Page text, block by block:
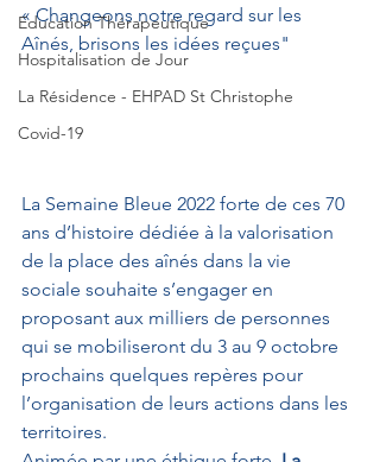
Education Thérapeutique
Hospitalisation de Jour
La Résidence - EHPAD St Christophe
Covid-19
« Changeons notre regard sur les
Aînés, brisons les idées reçues"
La Semaine Bleue 2022 forte de ces 70
ans d’histoire dédiée à la valorisation
de la place des aînés dans la vie
sociale souhaite s’engager en
proposant aux milliers de personnes
qui se mobiliseront du 3 au 9 octobre
prochains quelques repères pour
l’organisation de leurs actions dans les
territoires.